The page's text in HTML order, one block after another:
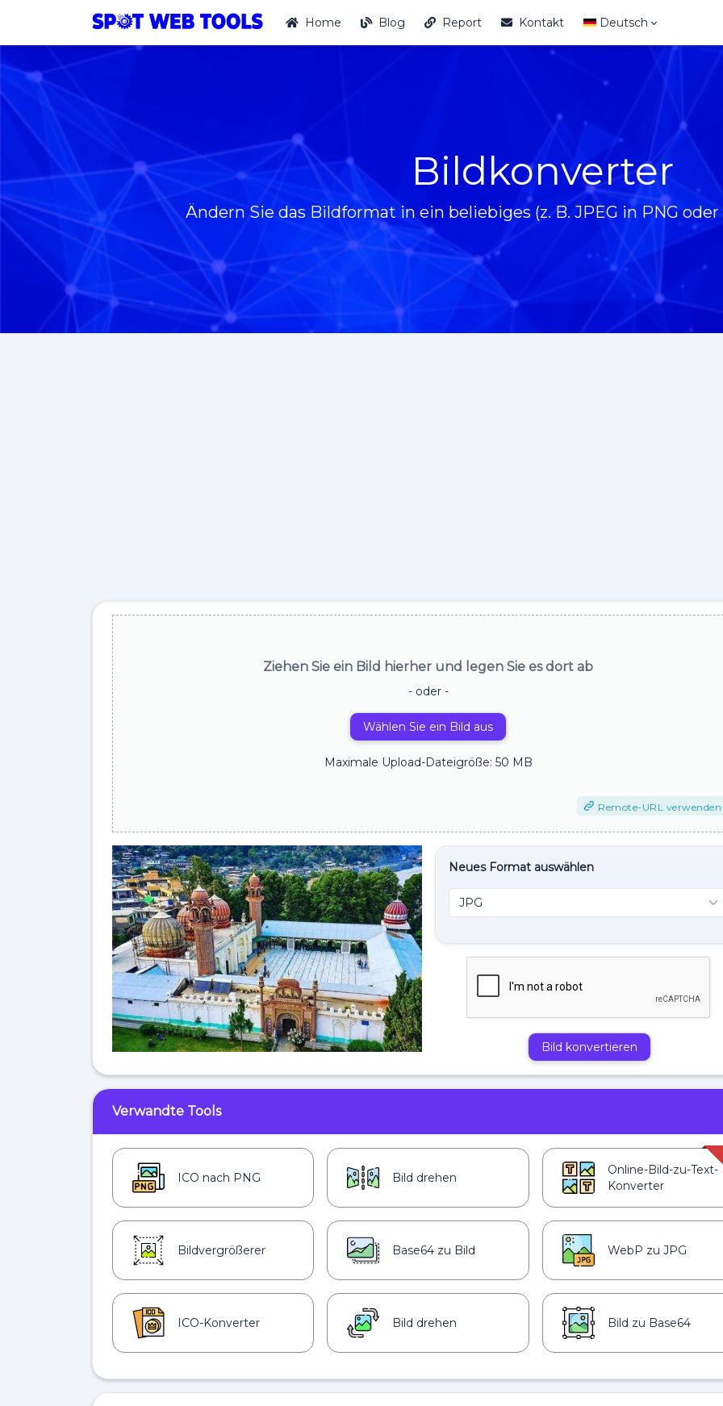
Home Blog Report Kontakt Deutsch
Bildkonverter
Ändern Sie das Bildformat in ein beliebiges (z. B. JPEG in PNG
Ziehen Sie ein Bild hierher und legen Sie es dort ab
- oder -
Wählen Sie ein Bild aus
Maximale Upload-Dateigröße: 50 MB
Remote-URL verwenden
Neues Format auswählen
Bild konvertieren
Verwandte Tools
ICO nach PNG Bild drehen
Online-Bild-zu-Text-
Konverter
Bildvergrößerer Base64 zu Bild WebP zu JPG
ICO-Konverter Bild drehen Bild zu Base64